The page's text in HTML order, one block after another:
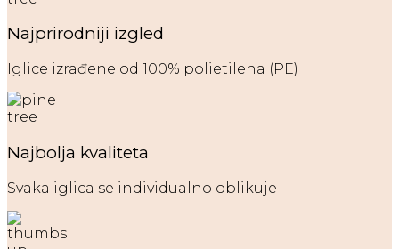
Najprirodniji izgled
Iglice izrađene od 100% polietilena (PE)
Najbolja kvaliteta
Svaka iglica se individualno oblikuje